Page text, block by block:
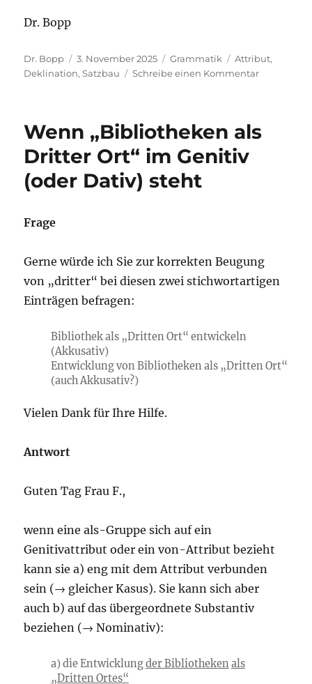
Dr. Bopp
Autor
Dr. Bopp
Veröffentlicht
am
3. November 2025 Kategorien
Grammatik Schlagwörter
Attribut,
Deklination,Satzbau Schreibe einen Kommentarzu
20 000
Wenn „Bibliotheken als
Dritter Ort“ im Genitiv
(oder Dativ) steht
Frage
Gerne würde ich Sie zur korrekten Beugung
von „dritter“ bei diesen zwei stichwortartigen
Einträgen befragen:
Bibliothek als „Dritten Ort“ entwickeln
(Akkusativ)
Entwicklung von Bibliotheken als „Dritten Ort“
(auch Akkusativ?)
Vielen Dank für Ihre Hilfe.
Antwort
Guten Tag Frau F.,
wenn eine als-Gruppe sich auf ein
Genitivattribut oder ein von-Attribut bezieht
kann sie a) eng mit dem Attribut verbunden
sein (→ gleicher Kasus). Sie kann sich aber
auch b) auf das übergeordnete Substantiv
beziehen (→ Nominativ):
a) die Entwicklungder Bibliotheken als
„Dritten Ortes“